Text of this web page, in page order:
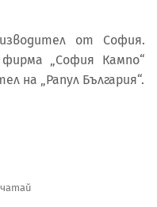
от София.
„София Кампо“
на „Рапул България“.